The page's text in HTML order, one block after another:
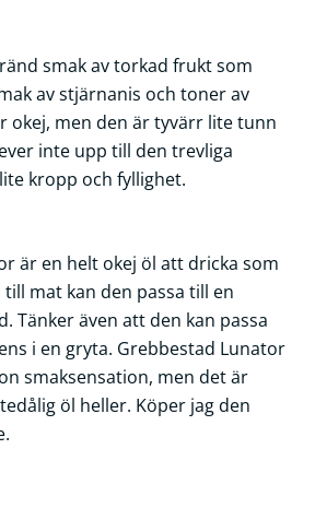
smak av torkad frukt som
av stjärnanis och toner av
okej, men den är tyvärr lite tunn
inte upp till den trevliga
kropp och fyllighet.
är en helt okej öl att dricka som
mat kan den passa till en
Tänker även att den kan passa
i en gryta. Grebbestad Lunator
smaksensation, men det är
öl heller. Köper jag den